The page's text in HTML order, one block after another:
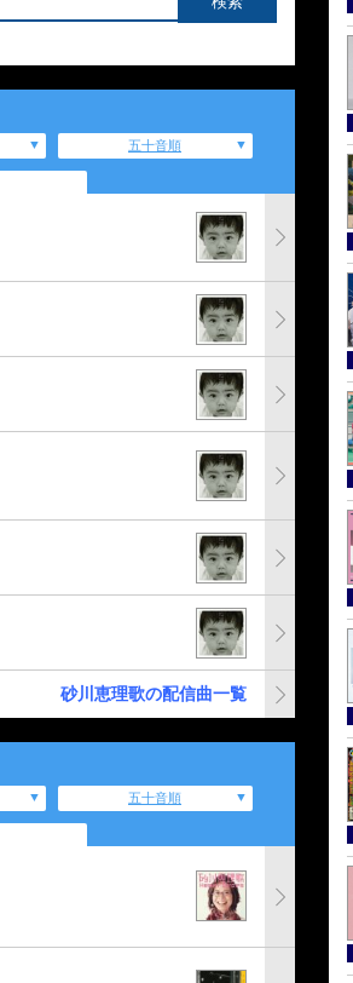
五十音順
砂川恵理歌の配信曲一覧
五十音順